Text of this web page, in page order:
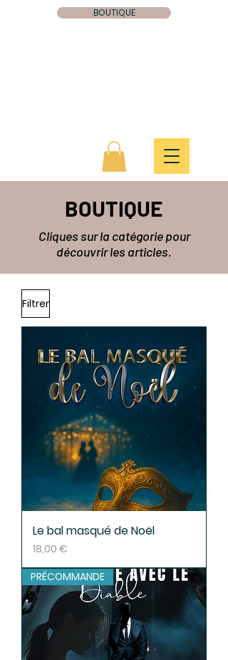
BOUTIQUE
BOUTIQUE
Cliques sur la catégorie pour
découvrir les articles.
Filtrer
Le bal masqué de Noël
Prix
18,00 €
PRÉCOMMANDE